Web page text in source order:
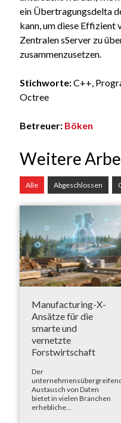
ein Übertragungsdelta
kann, um diese Effizient
Zentralen sServer zu
zusammenzusetzen.
Stichworte:C++,
Octree
Betreuer: Böken
Weitere
Alle Abgeschlossen
Manufacturing-X-
Ansätze für die
smarte und
vernetzte
Forstwirtschaft
Der
Austausch von Daten
bietet in vielen Branchen
erhebliche...